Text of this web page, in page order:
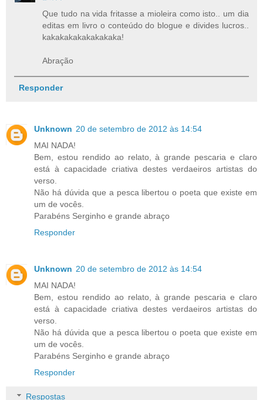
Que tudo na vida fritasse a mioleira como isto.. um dia
editas em livro o conteúdo do blogue e divides lucros..
kakakakakakakakaka!
Abração
Responder
Unknown 20 de setembro de 2012 às 14:54
MAI NADA!
Bem, estou rendido ao relato, à grande pescaria e claro
está à capacidade criativa destes verdaeiros artistas do
verso.
Não há dúvida que a pesca libertou o poeta que existe em
um de vocês.
Parabéns Serginho e grande abraço
Responder
Unknown 20 de setembro de 2012 às 14:54
MAI NADA!
Bem, estou rendido ao relato, à grande pescaria e claro
está à capacidade criativa destes verdaeiros artistas do
verso.
Não há dúvida que a pesca libertou o poeta que existe em
um de vocês.
Parabéns Serginho e grande abraço
Responder
Respostas